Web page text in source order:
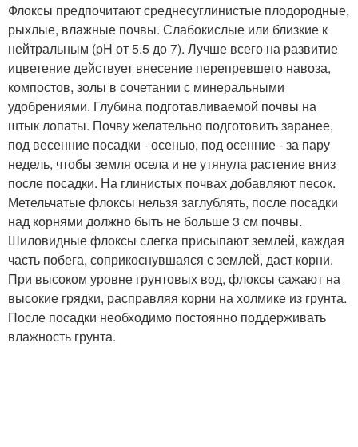
Флоксы предпочитают среднесуглинистые плодородные,
рыхлые, влажные почвы. Слабокислые или близкие к
нейтральным (pH от 5.5 до 7). Лучше всего на развитие
ицветение действует внесение перепревшего навоза,
компостов, золы в сочетании с минеральными
удобрениями. Глубина подготавливаемой почвы на
штык лопаты. Почву желательно подготовить заранее,
под весенние посадки - осенью, под осенние - за пару
недель, чтобы земля осела и не утянула растение вниз
после посадки. На глинистых почвах добавляют песок.
Метельчатые флоксы нельзя заглублять, после посадки
над корнями должно быть не больше 3 см почвы.
Шиловидные флоксы слегка присыпают землей, каждая
часть побега, соприкоснувшаяся с землей, даст корни.
При высоком уровне грунтовых вод, флоксы сажают на
высокие грядки, расправляя корни на холмике из грунта.
После посадки необходимо постоянно поддерживать
влажность грунта.